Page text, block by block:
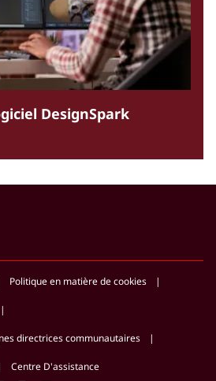
DesignSpark
Politique en matière de cookies
directrices communautaires
Centre D'assistance